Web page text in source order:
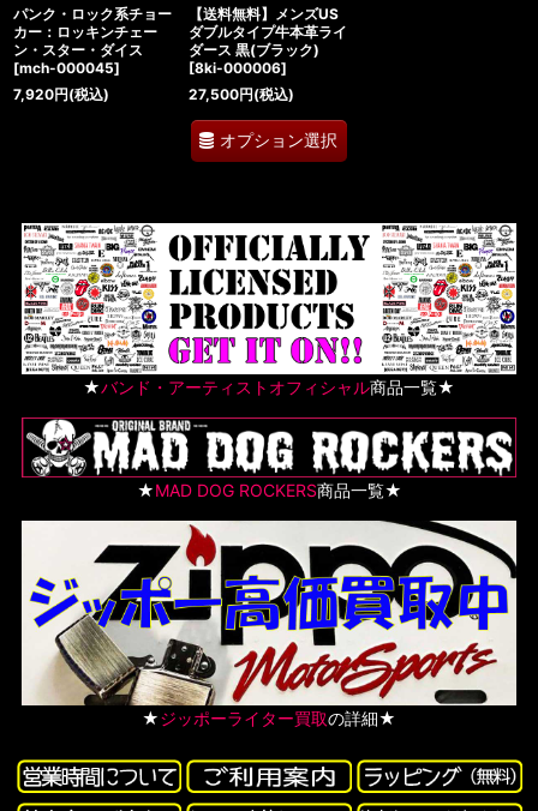
パンク・ロック系チョー
カー：ロッキンチェー
ン・スター・ダイス
[mch-000045]
7,920円(税込)
【送料無料】メンズUS
ダブルタイプ牛本革ライ
ダース 黒(ブラック)
[8ki-000006]
27,500円(税込)
オプション選択
★バンド・アーティストオフィシャル商品一覧★
★MAD DOG ROCKERS商品一覧★
★ジッポーライター買取の詳細★